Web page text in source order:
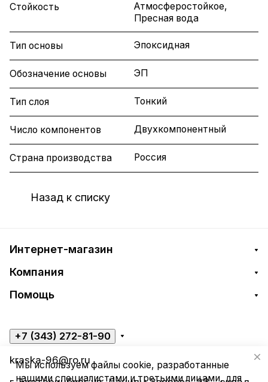
Стойкость
Атмосферостойкое,
Пресная вода
Тип основы Эпоксидная
Обозначение основы ЭП
Тип слоя Тонкий
Число компонентов Двухкомпонентный
Страна производства Россия
Назад к списку
Интернет-магазин
Компания
Помощь
+7 (343) 272-81-90
kraska-96@ro.ru
Мы используем файлы cookie, разработанные
нашими специалистами и третьими лицами, для